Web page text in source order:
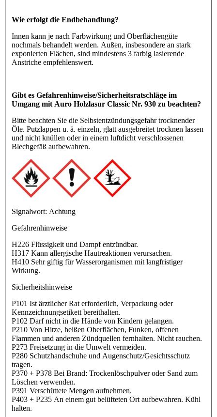
Wie erfolgt die Endbehandlung?
Innen kann je nach Farbwirkung und Oberflächengüte
nochmals behandelt werden. Außen, insbesondere an stark
exponierten Flächen, sind mindestens 3 farbig lasierende
Anstriche empfehlenswert.
Gibt es Gefahrenhinweise/Sicherheitsratschläge im
Umgang mit Auro Holzlasur Classic Nr. 930 zu beachten?
Bitte beachten Sie die Selbstentzündungsgefahr trocknender
Öle. Putzlappen u. ä. einzeln, glatt ausgebreitet trocknen lassen
und nicht knüllen oder in einem luftdicht verschlossenen
Blechgefäß aufbewahren.
Signalwort: Achtung
Gefahrenhinweise
H226 Flüssigkeit und Dampf entzündbar.
H317 Kann allergische Hautreaktionen verursachen.
H410 Sehr giftig für Wasserorganismen mit langfristiger
Wirkung.
Sicherheitshinweise
P101 Ist ärztlicher Rat erforderlich, Verpackung oder
Kennzeichnungsetikett bereithalten.
P102 Darf nicht in die Hände von Kindern gelangen.
P210 Von Hitze, heißen Oberflächen, Funken, offenen
Flammen und anderen Zündquellen fernhalten. Nicht rauchen.
P273 Freisetzung in die Umwelt vermeiden.
P280 Schutzhandschuhe und Augenschutz/Gesichtsschutz
tragen.
P370 + P378 Bei Brand: Trockenlöschpulver oder Sand zum
Löschen verwenden.
P391 Verschüttete Mengen aufnehmen.
P403 + P235 An einem gut belüfteten Ort aufbewahren. Kühl
halten.